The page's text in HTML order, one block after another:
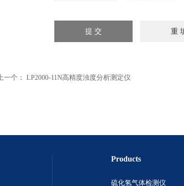
上一个： LP2000-11N高精度浊度分析测定仪
Products
硫化氢气体检测仪